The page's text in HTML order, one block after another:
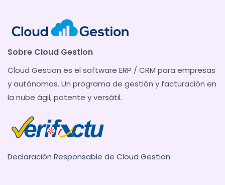
Sobre Cloud Gestion
Cloud Gestion es el software ERP / CRM para empresas
y autónomos. Un programa de gestión y facturación en
la nube ágil, potente y versátil.
Declaración Responsable de Cloud Gestion